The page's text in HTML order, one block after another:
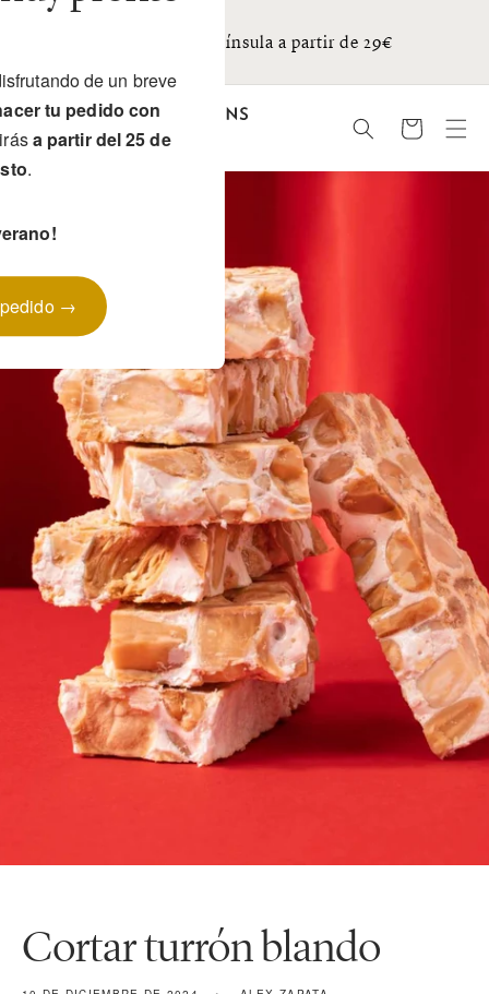
Envios gratis península a partir de 29€
Carrito
Cortar turrón blando
de un breve
tu pedido con
a partir del 25 de
.
→